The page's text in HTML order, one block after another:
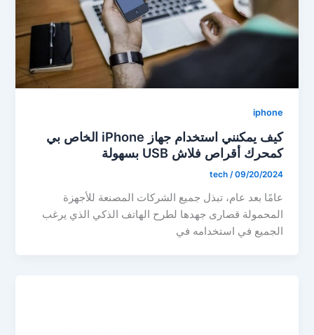
iphone
كيف يمكنني استخدام جهاز iPhone الخاص بي
كمحرك أقراص فلاش USB بسهولة
tech /09/20/2024
عامًا بعد عام، تبذل جميع الشركات المصنعة للأجهزة
المحمولة قصارى جهدها لطرح الهاتف الذكي الذي يرغب
الجميع في استخدامه في